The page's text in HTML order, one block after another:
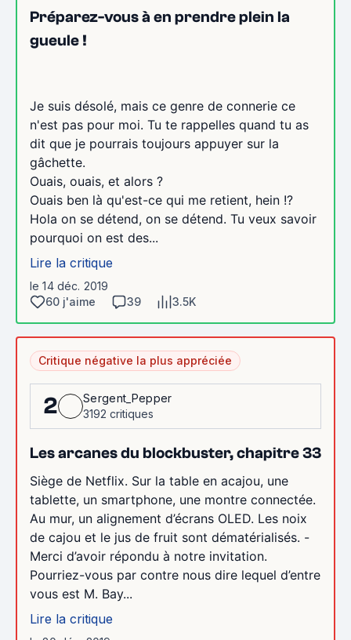
Préparez-vous à en prendre plein la
gueule !
Je suis désolé, mais ce genre de connerie ce
n'est pas pour moi. Tu te rappelles quand tu as
dit que je pourrais toujours appuyer sur la
gâchette.
Ouais, ouais, et alors ?
Ouais ben là qu'est-ce qui me retient, hein !?
Hola on se détend, on se détend. Tu veux savoir
pourquoi on est des...
Lire la critique
le 14 déc. 2019
60 j'aime
39 3.5K
Critique négative la plus appréciée
2
Sergent_Pepper
3192 critiques
Les arcanes du blockbuster, chapitre 33
Siège de Netflix. Sur la table en acajou, une
tablette, un smartphone, une montre connectée.
Au mur, un alignement d’écrans OLED. Les noix
de cajou et le jus de fruit sont dématérialisés. -
Merci d’avoir répondu à notre invitation.
Pourriez-vous par contre nous dire lequel d’entre
vous est M. Bay...
Lire la critique